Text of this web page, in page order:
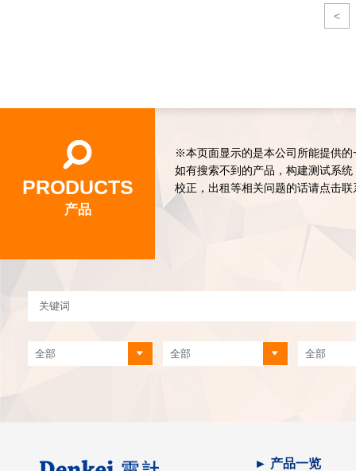
<
PRODUCTS
产品
※本页面显示的是本公司所能提供的
如有搜索不到的产品，构建测试系
校正，出租等相关问题的话请点击联
► 产品一览